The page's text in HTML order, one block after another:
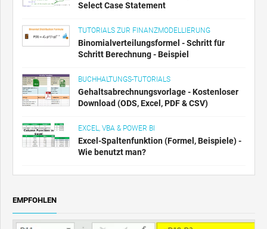
Select Case Statement
TUTORIALS ZUR FINANZMODELLIERUNG
Binomialverteilungsformel - Schritt für
Schritt Berechnung - Beispiel
BUCHHALTUNGS-TUTORIALS
Gehaltsabrechnungsvorlage - Kostenloser
Download (ODS, Excel, PDF & CSV)
EXCEL, VBA & POWER BI
Excel-Spaltenfunktion (Formel, Beispiele) -
Wie benutzt man?
EMPFOHLEN